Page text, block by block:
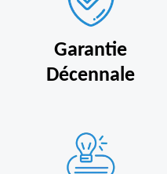
Garantie
Décennale